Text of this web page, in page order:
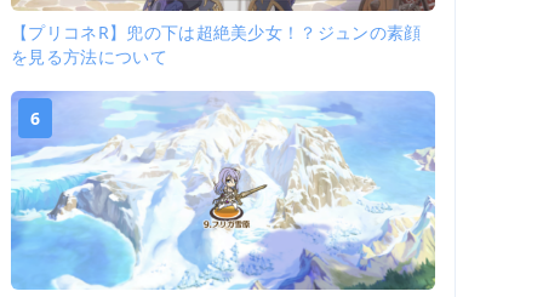
【プリコネR】兜の下は超絶美少女！？ジュンの素顔
を見る方法について
6